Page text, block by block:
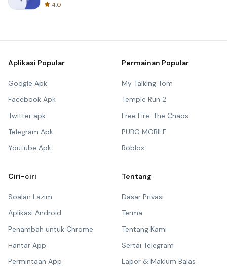
4.0
Aplikasi Popular
Google Apk
Facebook Apk
Twitter apk
Telegram Apk
Youtube Apk
Permainan Popular
My Talking Tom
Temple Run 2
Free Fire: The Chaos
PUBG MOBILE
Roblox
Ciri-ciri
Soalan Lazim
Aplikasi Android
Penambah untuk Chrome
Hantar App
Permintaan App
Tentang
Dasar Privasi
Terma
Tentang Kami
Sertai Telegram
Lapor & Maklum Balas